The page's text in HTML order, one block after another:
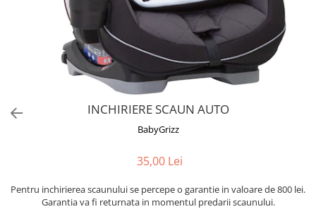
Consultanta Instalare
Jucarii de Sortare
Jucarii de tras
Jucarii din plus
Jucarii muzicale
Jucarii pentru baie
PAPUSI
INCHIRIERE SCAUN AUTO
BabyGrizz
35,00 Lei
Pentru inchirierea scaunului se percepe o garantie in valoare de 800 lei.
Garantia va fi returnata in momentul predarii scaunului.